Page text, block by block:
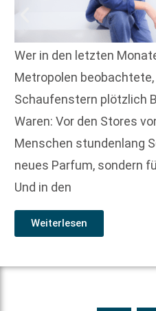
Wer in den letzten
Metropolen beobachtete,
Schaufenstern plötzlich
Waren: Vor den Stores
Menschen stundenlang
neues Parfum, sondern
Und in den
Weiterlesen